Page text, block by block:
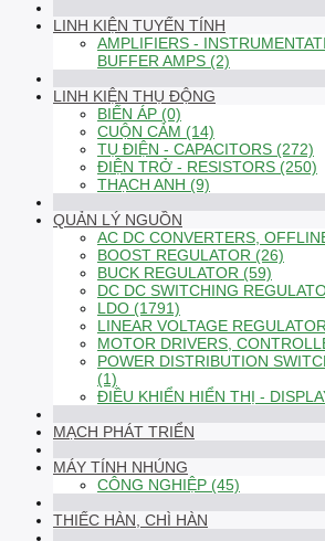
LINH KIỆN TUYẾN TÍNH
AMPLIFIERS -
BUFFER AMPS (2)
LINH KIỆN THỤ ĐỘNG
BIẾN ÁP (0)
CUỘN CẢM (14)
TỤ ĐIỆN - CAPACITORS (272)
ĐIỆN TRỞ - RESISTORS (250)
THẠCH ANH (9)
QUẢN LÝ NGUỒN
AC DC CONVERTERS,
BOOST REGULATOR (26)
BUCK REGULATOR (59)
DC DC SWITCHING
LDO (1791)
LINEAR VOLTAGE
MOTOR DRIVERS,
POWER DISTRIBUTION
(1)
ĐIỀU KHIỂN HIỂN THỊ -
MẠCH PHÁT TRIỂN
MÁY TÍNH NHÚNG
CÔNG NGHIỆP (45)
THIẾC HÀN, CHÌ HÀN